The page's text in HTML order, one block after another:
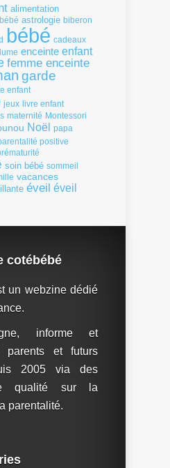
alimentation
astrologie biberon
bébé cadeaux
enceinte enfant
femme enceinte
garde
enfant
jeux livre enfant
maternité Montessori
Noël papa
positive
soin bébé sommeil
vacances
éveil éveil
cotébébé
un webzine dédié
informe et
parents et futurs
2005 via des
qualité sur la
parentalité.